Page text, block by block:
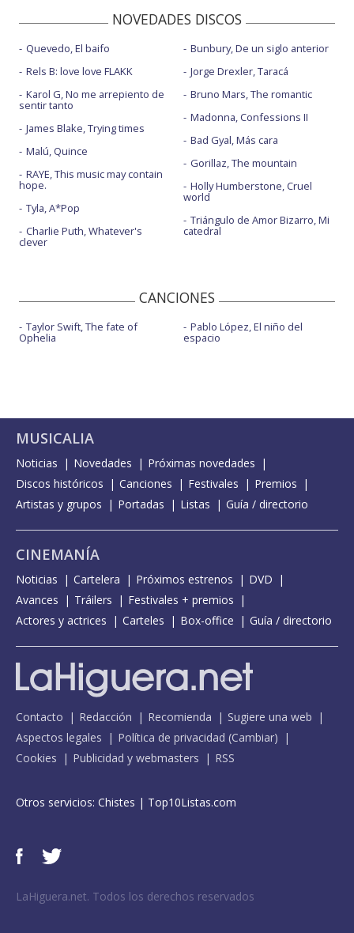
NOVEDADES DISCOS
Quevedo, El baifo
Rels B: love love FLAKK
Karol G, No me arrepiento de
sentir tanto
James Blake, Trying times
Malú, Quince
RAYE, This music may contain
hope.
Tyla, A*Pop
Charlie Puth, Whatever's
clever
Bunbury, De un siglo anterior
Jorge Drexler, Taracá
Bruno Mars, The romantic
Madonna, Confessions II
Bad Gyal, Más cara
Gorillaz, The mountain
Holly Humberstone, Cruel
world
Triángulo de Amor Bizarro, Mi
catedral
CANCIONES
Taylor Swift, The fate of
Ophelia
Pablo López, El niño del
espacio
MUSICALIA
Noticias Novedades
Próximas novedades
Discos históricos
Canciones Festivales
Premios
Artistas y grupos
Portadas Listas Guía / directorio
CINEMANÍA
Noticias Cartelera Próximos estrenos
DVD
Avances
Tráilers
Festivales + premios
Actores y actrices
Carteles Box-office Guía / directorio
Contacto Redacción Recomienda
Sugiere una web
Aspectos legales
Política de privacidad (Cambiar)
Cookies
Publicidad y webmasters RSS
Otros servicios: Chistes | Top10Listas.com
LaHiguera.net. Todos los derechos reservados